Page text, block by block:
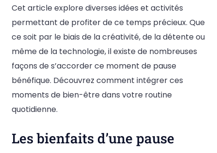
Cet article explore diverses idées et activités
permettant de profiter de ce temps précieux. Que
ce soit par le biais de la créativité, de la détente ou
même de la technologie, il existe de nombreuses
façons de s’accorder ce moment de pause
bénéfique. Découvrez comment intégrer ces
moments de bien-être dans votre routine
quotidienne.
Les bienfaits d’une pause